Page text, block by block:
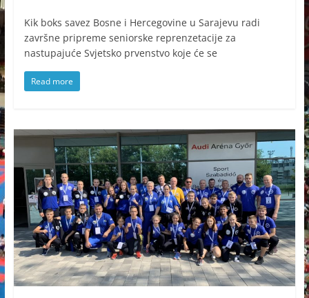
Kik boks savez Bosne i Hercegovine u Sarajevu radi
završne pripreme seniorske reprenzetacije za
nastupajuće Svjetsko prvenstvo koje će se
Read more